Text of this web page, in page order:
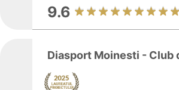
9.6
Diasport Moinesti - Club